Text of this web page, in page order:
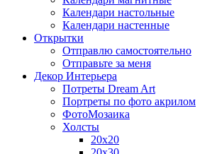
Календари настольные
Календари настенные
Открытки
Отправлю самостоятельно
Отправьте за меня
Декор Интерьера
Потреты Dream Art
Портреты по фото акрилом
ФотоМозаика
Холсты
20х20